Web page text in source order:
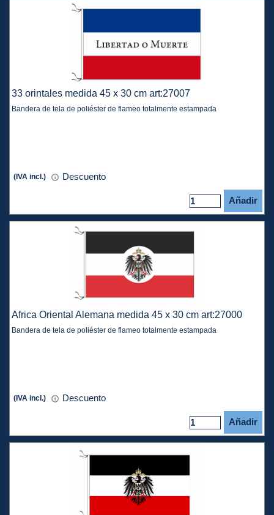
33 orintales medida 45 x 30 cm art:27007
Bandera de tela de poliéster de flameo totalmente estampada
(IVA incl.) Descuento
Añadir
Africa Oriental Alemana medida 45 x 30 cm art:27000
Bandera de tela de poliéster de flameo totalmente estampada
(IVA incl.) Descuento
Añadir